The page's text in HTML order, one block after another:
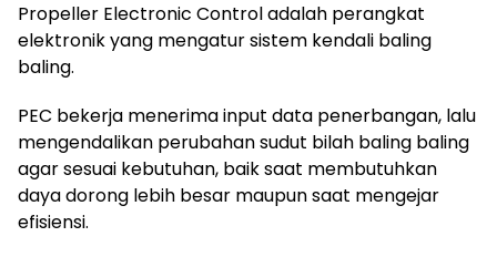
Propeller Electronic Control adalah perangkat
elektronik yang mengatur sistem kendali baling
baling.
PEC bekerja menerima input data penerbangan, lalu
mengendalikan perubahan sudut bilah baling baling
agar sesuai kebutuhan, baik saat membutuhkan
daya dorong lebih besar maupun saat mengejar
efisiensi.